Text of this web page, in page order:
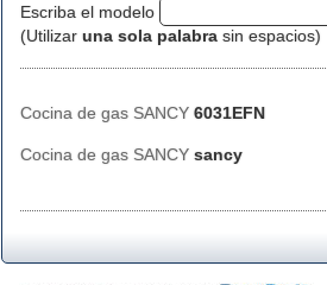
Escriba el modelo
(Utilizar una sola palabra sin espacios)
Cocina de gas SANCY 6031EFN
Cocina de gas SANCY sancy